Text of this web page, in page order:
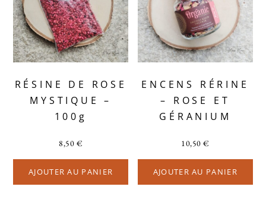
RÉSINE DE ROSE
MYSTIQUE –
100g
8,50€
AJOUTER AU PANIER
ENCENS RÉRINE
– ROSE ET
GÉRANIUM
10,50€
AJOUTER AU PANIER